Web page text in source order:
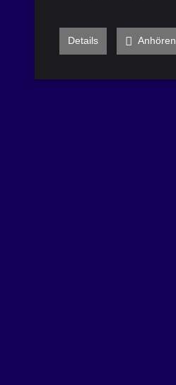
Details Anhören